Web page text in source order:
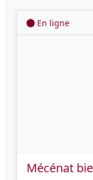
En ligne
Mécénat